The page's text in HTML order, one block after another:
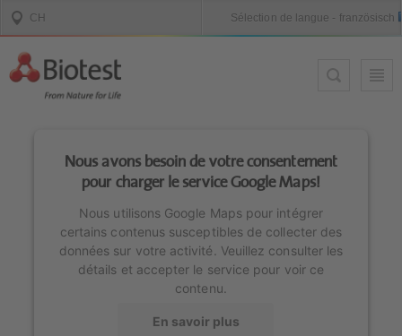
Nous avons besoin de votre consentement
pour charger le service Google Maps!
Nous utilisons Google Maps pour intégrer
certains contenus susceptibles de collecter des
données sur votre activité. Veuillez consulter les
détails et accepter le service pour voir ce
contenu.
En savoir plus